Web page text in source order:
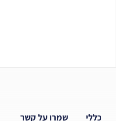
כללי שמרו על קשר